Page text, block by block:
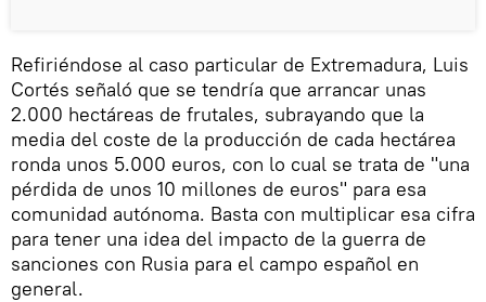
Refiriéndose al caso particular de Extremadura, Luis
Cortés señaló que se tendría que arrancar unas
2.000 hectáreas de frutales, subrayando que la
media del coste de la producción de cada hectárea
ronda unos 5.000 euros, con lo cual se trata de "una
pérdida de unos 10 millones de euros" para esa
comunidad autónoma. Basta con multiplicar esa cifra
para tener una idea del impacto de la guerra de
sanciones con Rusia para el campo español en
general.